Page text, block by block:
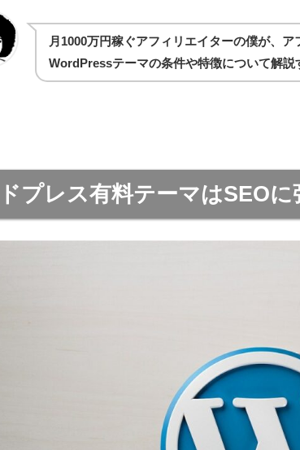
月1000万円稼ぐアフィリエイターの僕が、
WordPressテーマの条件や特徴について解説
プレス有料テーマはSEOに